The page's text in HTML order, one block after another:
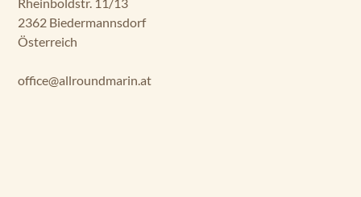
2362 Biedermannsdorf
Österreich
office@allroundmarin.at